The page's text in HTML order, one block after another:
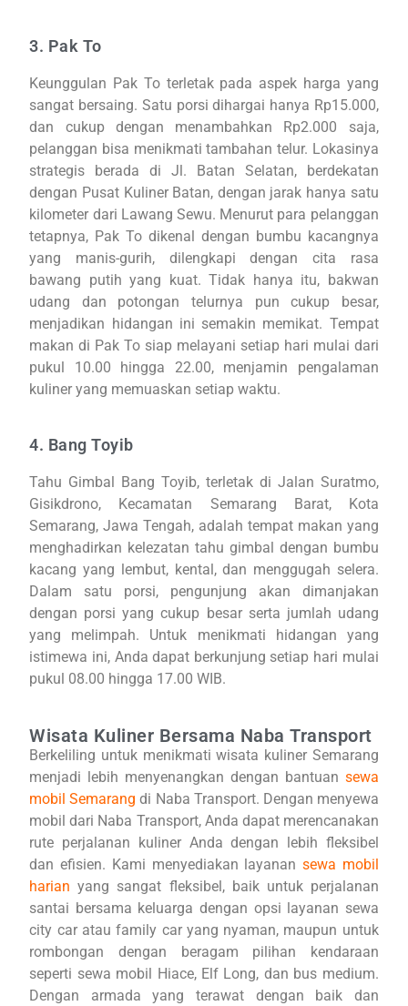
3. Pak To
Keunggulan Pak To terletak pada aspek harga yang
sangat bersaing. Satu porsi dihargai hanya Rp15.000,
dan cukup dengan menambahkan Rp2.000 saja,
pelanggan bisa menikmati tambahan telur. Lokasinya
strategis berada di Jl. Batan Selatan, berdekatan
dengan Pusat Kuliner Batan, dengan jarak hanya satu
kilometer dari Lawang Sewu. Menurut para pelanggan
tetapnya, Pak To dikenal dengan bumbu kacangnya
yang manis-gurih, dilengkapi dengan cita rasa
bawang putih yang kuat. Tidak hanya itu, bakwan
udang dan potongan telurnya pun cukup besar,
menjadikan hidangan ini semakin memikat. Tempat
makan di Pak To siap melayani setiap hari mulai dari
pukul 10.00 hingga 22.00, menjamin pengalaman
kuliner yang memuaskan setiap waktu.
4. Bang Toyib
Tahu Gimbal Bang Toyib, terletak di Jalan Suratmo,
Gisikdrono, Kecamatan Semarang Barat, Kota
Semarang, Jawa Tengah, adalah tempat makan yang
menghadirkan kelezatan tahu gimbal dengan bumbu
kacang yang lembut, kental, dan menggugah selera.
Dalam satu porsi, pengunjung akan dimanjakan
dengan porsi yang cukup besar serta jumlah udang
yang melimpah. Untuk menikmati hidangan yang
istimewa ini, Anda dapat berkunjung setiap hari mulai
pukul 08.00 hingga 17.00 WIB.
Wisata Kuliner Bersama Naba Transport
Berkeliling untuk menikmati wisata kuliner Semarang
menjadi lebih menyenangkan dengan bantuan sewa
mobil Semarang di Naba Transport. Dengan menyewa
mobil dari Naba Transport, Anda dapat merencanakan
rute perjalanan kuliner Anda dengan lebih fleksibel
dan efisien. Kami menyediakan layanan sewa mobil
harian yang sangat fleksibel, baik untuk perjalanan
santai bersama keluarga dengan opsi layanan sewa
city car atau family car yang nyaman, maupun untuk
rombongan dengan beragam pilihan kendaraan
seperti sewa mobil Hiace, Elf Long, dan bus medium.
Dengan armada yang terawat dengan baik dan